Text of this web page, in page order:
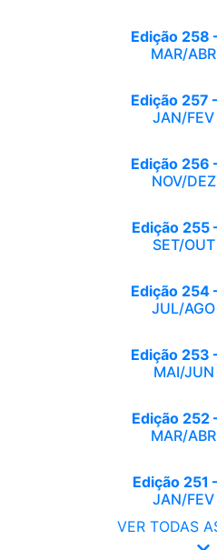
Edição 258
MAR/
Edição 257
JAN/
Edição 256
NOV/
Edição 255
SET/
Edição 254
JUL/
Edição 253
MAI/
Edição 252
MAR/
Edição 251
JAN/
VER TODAS